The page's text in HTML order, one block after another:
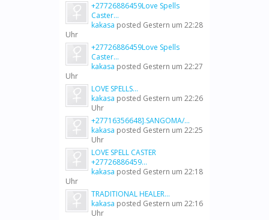
+27726886459Love Spells
Caster...
kakasa posted Gestern um 22:28
Uhr
+27726886459Love Spells
Caster...
kakasa posted Gestern um 22:27
Uhr
LOVE SPELLS...
kakasa posted Gestern um 22:26
Uhr
+27716356648].SANGOMA/...
kakasa posted Gestern um 22:25
Uhr
LOVE SPELL CASTER
+27726886459...
kakasa posted Gestern um 22:18
Uhr
TRADITIONAL HEALER...
kakasa posted Gestern um 22:16
Uhr